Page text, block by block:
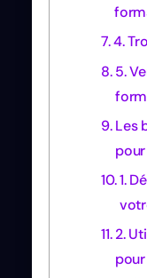
4.
5.
Les
1.
2.